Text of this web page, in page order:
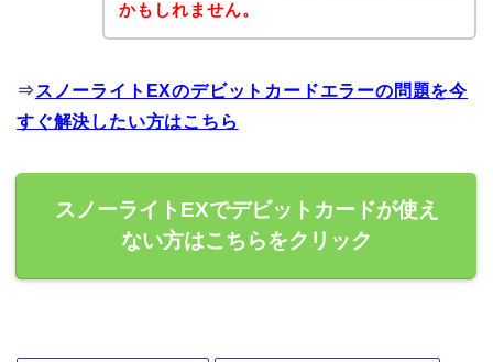
かもしれません。
⇒ スノーライトEXのデビットカードエラーの問題を今
すぐ解決したい方はこちら
スノーライトEXでデビットカードが使え
ない方はこちらをクリック